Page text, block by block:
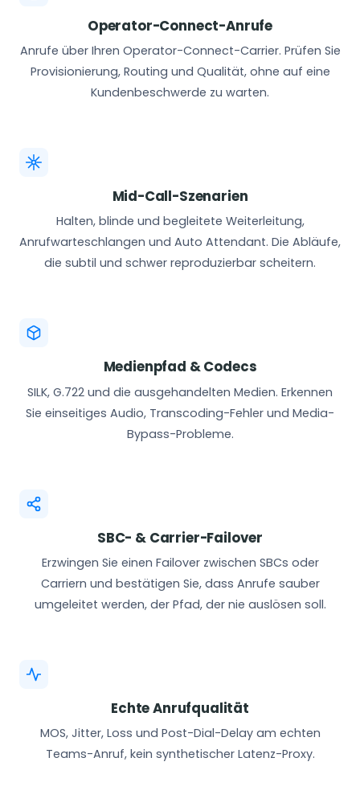
Operator-Connect-Anrufe
Anrufe über Ihren Operator-Connect-Carrier. Prüfen Sie
Provisionierung, Routing und Qualität, ohne auf eine
Kundenbeschwerde zu warten.
Mid-Call-Szenarien
Halten, blinde und begleitete Weiterleitung,
Anrufwarteschlangen und Auto Attendant. Die Abläufe,
die subtil und schwer reproduzierbar scheitern.
Medienpfad & Codecs
SILK, G.722 und die ausgehandelten Medien. Erkennen
Sie einseitiges Audio, Transcoding-Fehler und Media-
Bypass-Probleme.
SBC- & Carrier-Failover
Erzwingen Sie einen Failover zwischen SBCs oder
Carriern und bestätigen Sie, dass Anrufe sauber
umgeleitet werden, der Pfad, der nie auslösen soll.
Echte Anrufqualität
MOS, Jitter, Loss und Post-Dial-Delay am echten
Teams-Anruf, kein synthetischer Latenz-Proxy.